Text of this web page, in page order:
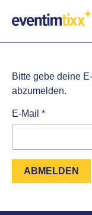
Bitte gebe deine
abzumelden.
E-Mail *
ABMELDEN